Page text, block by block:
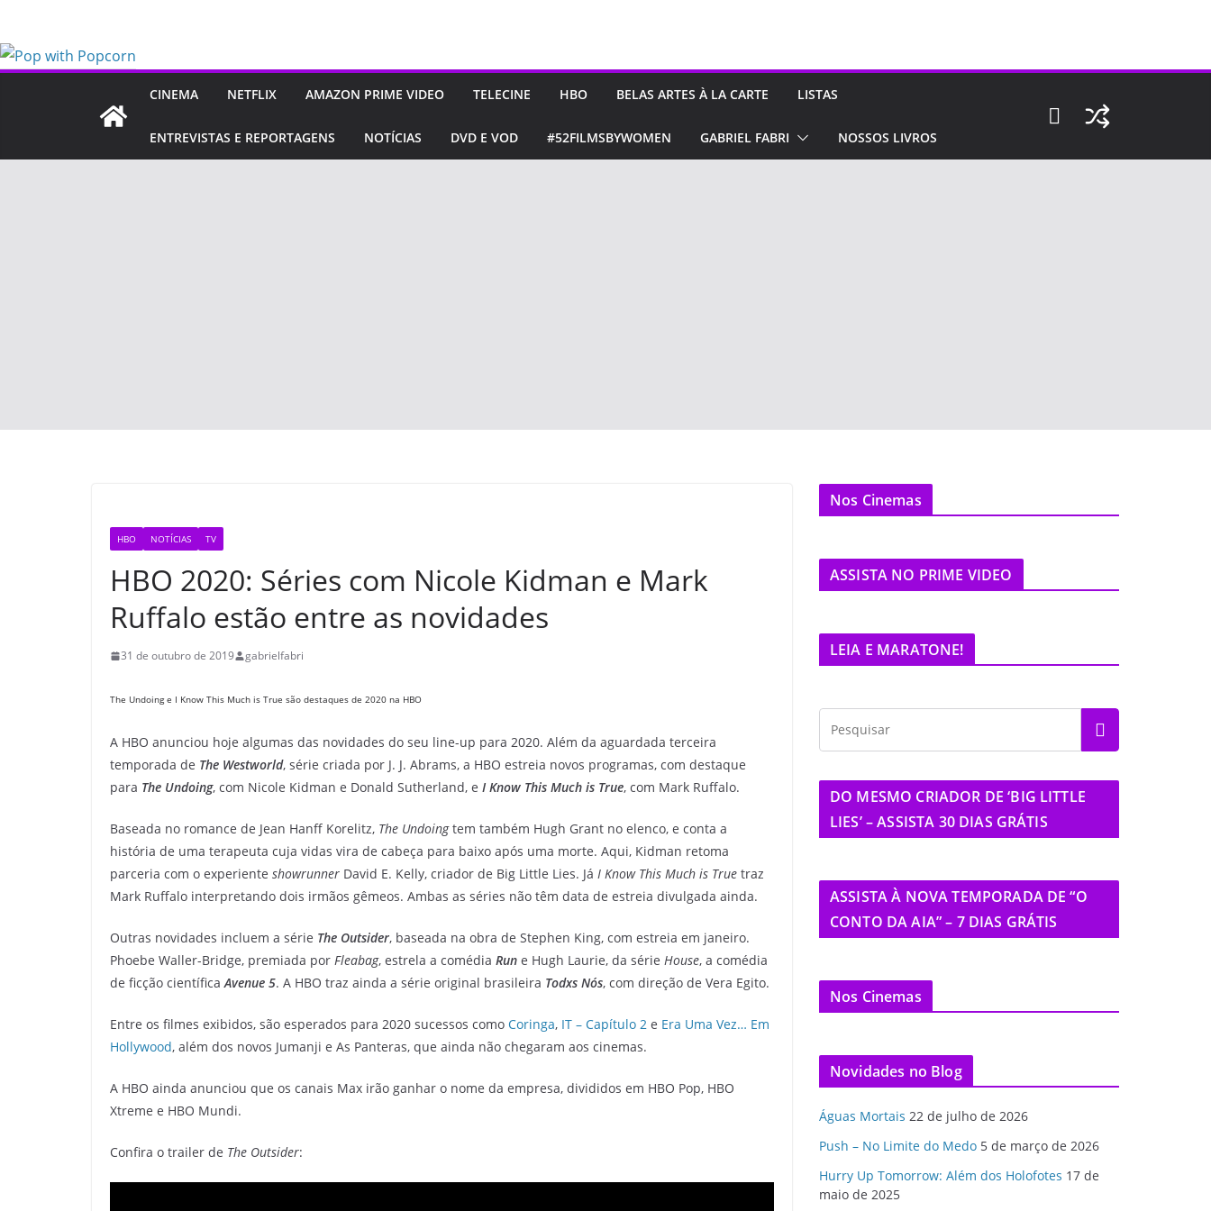
o
CINEMA NETFLIX AMAZON PRIME VIDEO TELECINE HBO BELAS ARTES À LA CARTE LISTAS
ENTREVISTAS E REPORTAGENS NOTÍCIAS DVD E VOD #52FILMSBYWOMEN GABRIEL FABRI NOSSOS LIVROS
HBO NOTÍCIAS TV
HBO 2020: Séries com Nicole Kidman e Mark
Ruffalo estão entre as novidades
31 de outubro de 2019 gabrielfabri
The Undoing e I Know This Much is True são destaques de 2020 na HBO
A HBO anunciou hoje algumas das novidades do seu line-up para 2020. Além da aguardada terceira
temporada de The Westworld, série criada por J. J. Abrams, a HBO estreia novos programas, com destaque
para The Undoing, com Nicole Kidman e Donald Sutherland, e I Know This Much is True, com Mark Ruffalo.
Baseada no romance de Jean Hanff Korelitz, The Undoingtem também Hugh Grant no elenco, e conta a
história de uma terapeuta cuja vidas vira de cabeça para baixo após uma morte. Aqui, Kidman retoma
parceria com o experiente showrunner David E. Kelly, criador de Big Little Lies. Já I Know This Much is True traz
Mark Ruffalo interpretando dois irmãos gêmeos. Ambas as séries não têm data de estreia divulgada ainda.
Outras novidades incluem a série The Outsider, baseada na obra de Stephen King, com estreia em janeiro.
Phoebe Waller-Bridge, premiada por Fleabag, estrela a comédia Run e Hugh Laurie, da série House, a comédia
de ficção científicaAvenue 5. A HBO traz ainda a série original brasileira Todxs Nós, com direção de Vera Egito.
Entre os filmes exibidos, são esperados para 2020 sucessos como Coringa, IT – Capítulo 2 e Era Uma Vez… Em
Hollywood, além dos novos Jumanji e As Panteras, que ainda não chegaram aos cinemas.
A HBO ainda anunciou que os canais Max irão ganhar o nome da empresa, divididos em HBO Pop, HBO
Xtreme e HBO Mundi.
Confira o trailer de The Outsider:
Nos Cinemas
ASSISTA NO PRIME VIDEO
LEIA E MARATONE!
DO MESMO CRIADOR DE ‘BIG LITTLE
LIES’ – ASSISTA 30 DIAS GRÁTIS
ASSISTA À NOVA TEMPORADA DE “O
CONTO DA AIA” – 7 DIAS GRÁTIS
Nos Cinemas
Novidades no Blog
Águas Mortais 22 de julho de 2026
Push – No Limite do Medo 5 de março de 2026
Hurry Up Tomorrow: Além dos Holofotes 17 de
maio de 2025